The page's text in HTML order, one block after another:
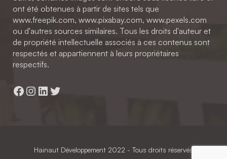
ont été obtenues à partir de sites tels que
www.freepik.com, www.pixabay.com, www.pexels.com
ou d'autres sources similaires. Tous les droits d'auteur et
de propriété intellectuelle associés à ces contenus sont
respectés et appartiennent à leurs propriétaires
respectifs.
Facebook
Instagram
LinkedIn
Twitter
Hainaut Développement 2022 - Tous droits réservés